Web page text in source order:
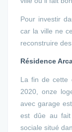
Pour investir
car la ville ne
reconstruire
Résidence
La fin de cette
2020, onze
avec garage
est dûe au fait
sociale situé